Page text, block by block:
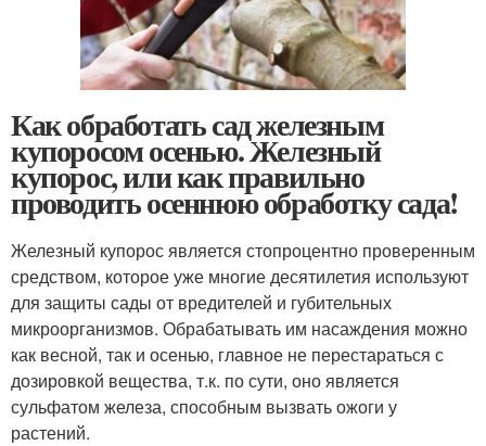
Как обработать сад железным
купоросом осенью. Железный
купорос, или как правильно
проводить осеннюю обработку сада!
Железный купорос является стопроцентно проверенным
средством, которое уже многие десятилетия используют
для защиты сады от вредителей и губительных
микроорганизмов. Обрабатывать им насаждения можно
как весной, так и осенью, главное не перестараться с
дозировкой вещества, т.к. по сути, оно является
сульфатом железа, способным вызвать ожоги у
растений.